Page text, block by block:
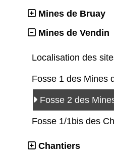
Mines de Bruay
Mines de Vendin
Localisation des
Fosse 1 des Mines
Fosse 2 des
Fosse 1/1bis des
Chantiers